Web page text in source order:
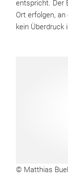
entspricht. Der
Ort erfolgen,
kein
© Matthias